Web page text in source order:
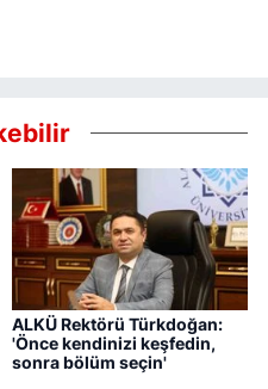
ALKÜ Rektörü Türkdoğan:
'Önce kendinizi keşfedin,
sonra bölüm seçin'